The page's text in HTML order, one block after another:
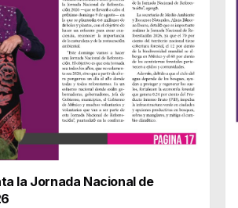
la Jornada Nacional de